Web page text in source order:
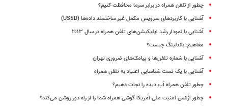
چطور از تلفن همراه در برابر سرما محافظت کنیم؟
آشنایی با کاربردهای سرویس مکمل غیر ساختمند داده‌ها (USSD)
آشنایی با نمودار رشد اپلیکیشن‌های تلفن همراه در سال ۲۰۱۳
مفاهیم: باندلینگ چیست؟
آشنایی با شماره تلفن‌ها و پیامک‌‌های ضروری تهران
آشنایی با یک تست شناسایی اعتیاد به تلفن همراه
چطور تلفن همراه آب دیده را نجات دهیم؟
چطور آژانس امنیت ملی آمریکا گوشی همراه شما را از راه دور روشن می‌کند؟